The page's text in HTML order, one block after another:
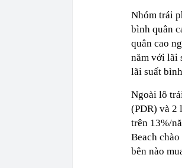
Nhóm trái
bình quân
quân cao
năm với lãi
lãi suất
Ngoài lô
(PDR) và 2
trên 13%/
Beach
bên nào